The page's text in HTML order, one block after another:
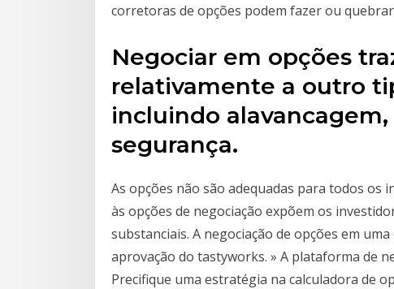
corretoras de opções podem fazer ou
Negociar em opções
relativamente a outro
incluindo
segurança.
As opções não são adequadas para todos os
às opções de negociação expõem os
substanciais. A negociação de opções em
aprovação do tastyworks. » A plataforma de
Precifique uma estratégia na calculadora de